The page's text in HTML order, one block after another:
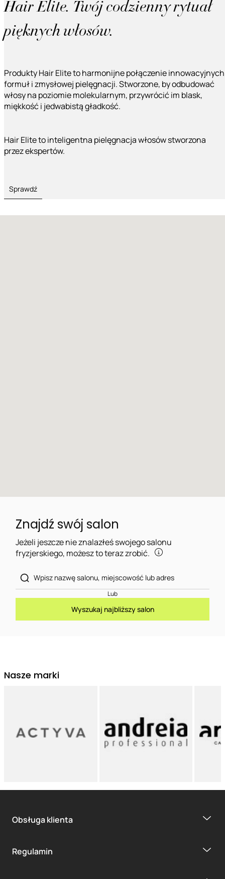
Hair Elite. Twój codzienny rytuał
pięknych włosów.
Produkty Hair Elite to harmonijne połączenie innowacyjnych
formuł i zmysłowej pielęgnacji. Stworzone, by odbudować
włosy na poziomie molekularnym, przywrócić im blask,
miękkość i jedwabistą gładkość.
Hair Elite to inteligentna pielęgnacja włosów stworzona
przez ekspertów.
Sprawdź
Znajdź swój salon
Jeżeli jeszcze nie znalazłeś swojego salonu
fryzjerskiego, możesz to teraz zrobić.
Lub
Wyszukaj najbliższy salon
Nasze marki
Obsługa klienta
Regulamin